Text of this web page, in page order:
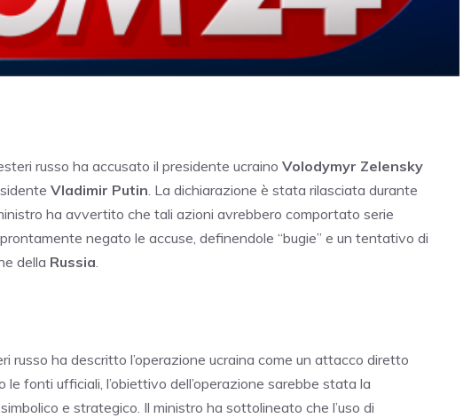
russo ha accusato il presidente ucraino Volodymyr Zelensky
Vladimir Putin. La dichiarazione è stata rilasciata durante
ha avvertito che tali azioni avrebbero comportato serie
negato le accuse, definendole “bugie” e un tentativo di
della Russia.
russo ha descritto l’operazione ucraina come un attacco diretto
fonti ufficiali, l’obiettivo dell’operazione sarebbe stata la
e strategico. Il ministro ha sottolineato che l’uso di